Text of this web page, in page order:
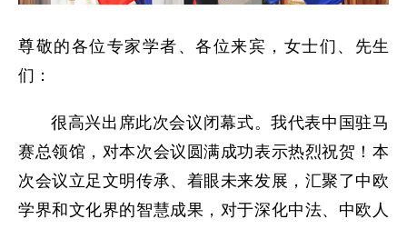
尊敬的各位专家学者、各位来宾，女士们、先生
们：
很高兴出席此次会议闭幕式。我代表中国驻马
赛总领馆，对本次会议圆满成功表示热烈祝贺！本
次会议立足文明传承、着眼未来发展，汇聚了中欧
学界和文化界的智慧成果，对于深化中法、中欧人